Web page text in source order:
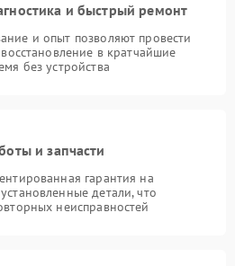
и быстрый ремонт
и опыт позволяют провести
в кратчайшие
без устройства
и запчасти
гарантия на
детали, что
неисправностей